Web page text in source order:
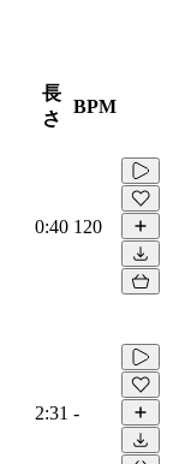
長
さ
BPM
0:40 120
2:31 -